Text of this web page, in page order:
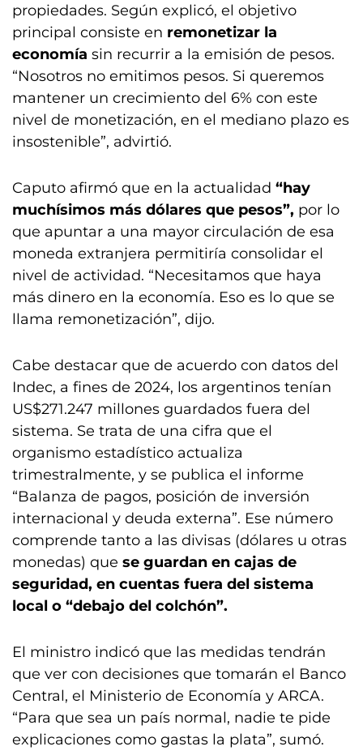
propiedades. Según explicó, el objetivo
principal consiste en remonetizar la
economía sin recurrir a la emisión de pesos.
“Nosotros no emitimos pesos. Si queremos
mantener un crecimiento del 6% con este
nivel de monetización, en el mediano plazo es
insostenible”, advirtió.
Caputo afirmó que en la actualidad “hay
muchísimos más dólares que pesos”, por lo
que apuntar a una mayor circulación de esa
moneda extranjera permitiría consolidar el
nivel de actividad. “Necesitamos que haya
más dinero en la economía. Eso es lo que se
llama remonetización”, dijo.
Cabe destacar que de acuerdo con datos del
Indec, a fines de 2024, los argentinos tenían
US$271.247 millones guardados fuera del
sistema. Se trata de una cifra que el
organismo estadístico actualiza
trimestralmente, y se publica el informe
“Balanza de pagos, posición de inversión
internacional y deuda externa”. Ese número
comprende tanto a las divisas (dólares u otras
monedas) que se guardan en cajas de
seguridad, en cuentas fuera del sistema
local o “debajo del colchón”.
El ministro indicó que las medidas tendrán
que ver con decisiones que tomarán el Banco
Central, el Ministerio de Economía y ARCA.
“Para que sea un país normal, nadie te pide
explicaciones como gastas la plata”, sumó.